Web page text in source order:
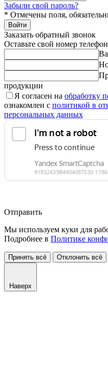
Забыли свой пароль?
* Отмечены поля,
Войти
Заказать обратный звонок
Оставьте свой номер
продукции
Я согласен на обработку
ознакомлен с политикой в
персональных данных
Отправить
Мы используем куки для
Подробнее в Политике
Принять всё Отклонить всё
Наверх